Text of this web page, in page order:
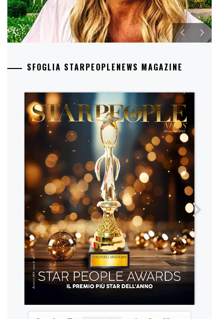
SFOGLIA STARPEOPLENEWS MAGAZINE